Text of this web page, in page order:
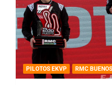
PILOTOS EKVP RMC